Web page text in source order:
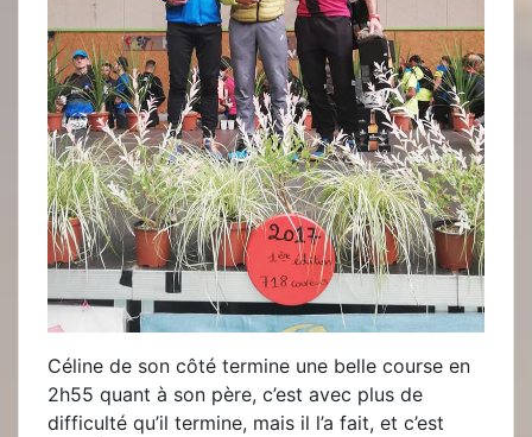
Céline de son côté termine une belle course en
2h55 quant à son père, c’est avec plus de
difficulté qu’il termine, mais il l’a fait, et c’est